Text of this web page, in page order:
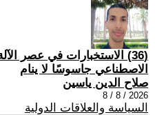
(36) الاستخبارات في عصر
الاصطناعي جاسوسًا لا ينام
صلاح الدين ياسين
2026 / 8 / 8
السياسة والعلاقات الدولية